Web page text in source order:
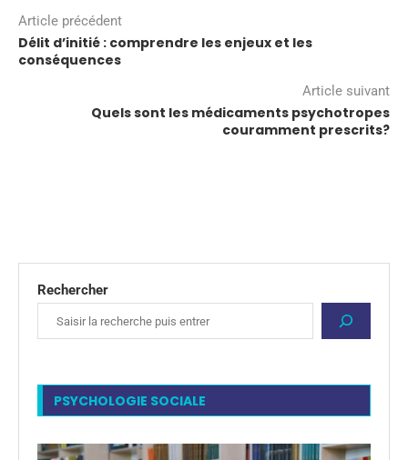
Article précédent
Délit d’initié : comprendre les enjeux et les
conséquences
Article suivant
Quels sont les médicaments psychotropes
couramment prescrits?
Rechercher
PSYCHOLOGIE SOCIALE